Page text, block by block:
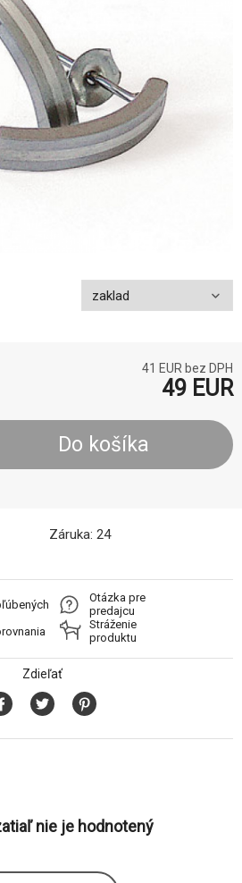
41 EUR bez DPH
49 EUR
Do košíka
Záruka: 24
Otázka pre
predajcu
Stráženie
produktu
Zdieľať
nie je hodnotený